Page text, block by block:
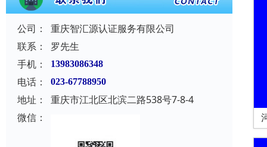
公司：
重庆智汇源认证服务有限公司
联系：
罗先生
手机：
13983086348
电话： 023-67788950
地址：
重庆市江北区北滨二路538号7-8-4
微信：